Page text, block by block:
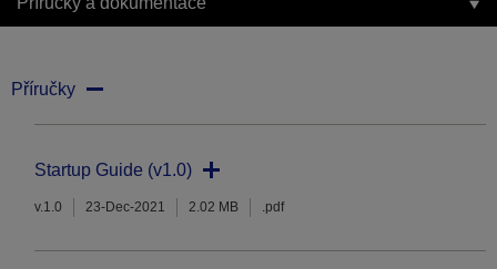
Příručky
Startup Guide (v1.0)
v.1.0 23-Dec-2021 2.02 MB .pdf